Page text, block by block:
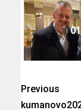
Previous